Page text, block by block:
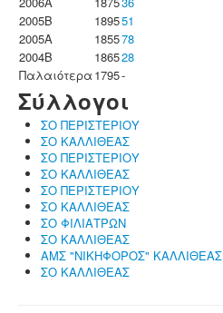
2005B
189551
2005A
185578
2004B
186528
Παλαιότερα 1795-
Σύλλογοι
ΣΟ ΠΕΡΙΣΤΕΡΙΟΥ
ΣΟ ΚΑΛΛΙΘΕΑΣ
ΣΟ ΠΕΡΙΣΤΕΡΙΟΥ
ΣΟ ΚΑΛΛΙΘΕΑΣ
ΣΟ ΠΕΡΙΣΤΕΡΙΟΥ
ΣΟ ΚΑΛΛΙΘΕΑΣ
ΣΟ ΦΙΛΙΑΤΡΩΝ
ΣΟ ΚΑΛΛΙΘΕΑΣ
ΑΜΣ "ΝΙΚΗΦΟΡΟΣ" ΚΑΛΛΙΘΕΑΣ
ΣΟ ΚΑΛΛΙΘΕΑΣ